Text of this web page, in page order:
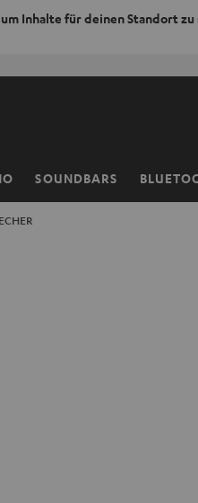
Inhalte für deinen Standort zu
SOUNDBARS